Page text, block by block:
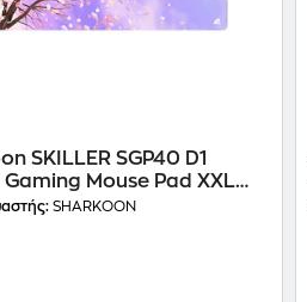
SKILLER SGP40 D1
Mouse Pad XXL
- Με σχέδιο
SHARKOON